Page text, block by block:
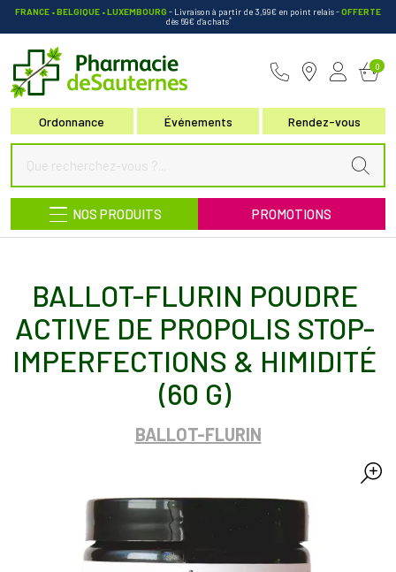
FRANCE • BELGIQUE • LUXEMBOURG - Livraison à partir de 3,99€ en point relais-OFFERTE
dès 69€ d’achats*
Ordonnance Événements Rendez-vous
0
NOS PRODUITS PROMOTIONS
BALLOT-FLURIN POUDRE
ACTIVE DE PROPOLIS STOP-
IMPERFECTIONS & HIMIDITÉ
(60 G)
BALLOT-FLURIN